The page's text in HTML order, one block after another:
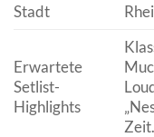
Stadt
Erwartete
Setlist-
Highlights
Zeit.